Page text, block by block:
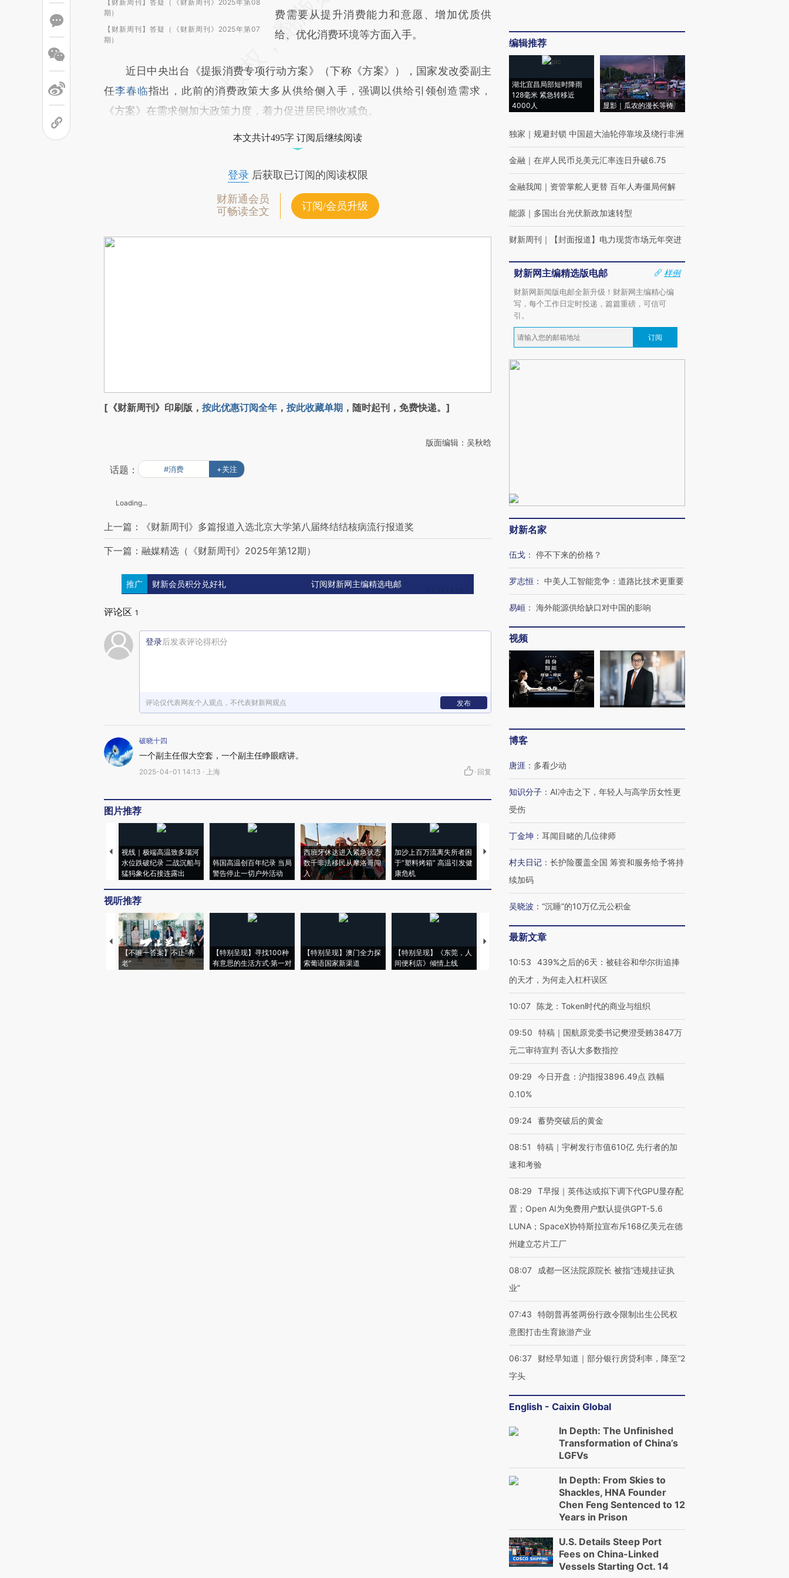
【财新周刊】答疑（《财新周刊》2025年第08
期）
【财新周刊】答疑（《财新周刊》2025年第07
期）
费需要从提升消费能力和意愿、增加优质供
给、优化消费环境等方面入手。
近日中央出台《提振消费专项行动方案》（下称《方案》），国家发改委副主
任李春临指出，此前的消费政策大多从供给侧入手，强调以供给引领创造需求，
《方案》在需求侧加大政策力度，着力促进居民增收减负。
本文共计495字 订阅后继续阅读
登录后获取已订阅的阅读权限
财新通会员
可畅读全文
订阅/会员升级
[《财新周刊》印刷版， 按此优惠订阅全年 ， 按此收藏单期 ，随时起刊，免费快递。]
版面编辑：吴秋晗
话题： #消费 +关注
Loading...
上一篇：《财新周刊》多篇报道入选北京大学第八届终结结核病流行报道奖
下一篇：融媒精选（《财新周刊》2025年第12期）
推广 财新会员积分兑好礼 订阅财新网主编精选电邮
评论区 1
登录后发表评论得积分
评论仅代表网友个人观点，不代表财新网观点 发布
破晓十四
一个副主任假大空套，一个副主任睁眼瞎讲。
2025-04-01 14:13 · 上海 · 回复
图片推荐
视线｜极端高温致多瑙河
水位跌破纪录 二战沉船与
猛犸象化石接连露出
韩国高温创百年纪录 当局
警告停止一切户外活动
西班牙休达进入紧急状态
数千非法移民从摩洛哥闯
入
加沙上百万流离失所者困
于“塑料烤箱” 高温引发健
康危机
视线｜HYROX的吸金
术：是什么让中产们甘
马航飞行员跨国走私7万
粒摇头丸 尿检体内含3种
视线｜被称为“蟑螂”的印
度Z世代 用街头抗争将教
视听推荐
【不唯一答案】不止“养
老”
【特别呈现】寻找100种
有意思的生活方式·第一对
【特别呈现】澳门全力探
索葡语国家新渠道
【特别呈现】《东莞，人
间便利店》倾情上线
【推广】走进第四届链博
有意思的生活方式·第三对
住三大增长引擎是什么？
编辑推荐
湖北宜昌局部短时降雨
128毫米 紧急转移近
4000人
显影｜瓜农的漫长等待
独家 ｜ 规避封锁 中国超大油轮停靠埃及绕行非洲
金融 ｜ 在岸人民币兑美元汇率连日升破6.75
金融我闻 ｜ 资管掌舵人更替 百年人寿僵局何解
能源 ｜ 多国出台光伏新政加速转型
财新周刊 ｜ 【封面报道】电力现货市场元年突进
财新网主编精选版电邮
样例
财新网新闻版电邮全新升级！财新网主编精心编
写，每个工作日定时投递，篇篇重磅，可信可
引。
订阅
财新名家
伍戈 ： 停不下来的价格？
罗志恒 ： 中美人工智能竞争：道路比技术更重要
易峘 ： 海外能源供给缺口对中国的影响
视频
博客
唐涯 ： 多看少动
知识分子 ： AI冲击之下，年轻人与高学历女性更
受伤
丁金坤 ： 耳闻目睹的几位律师
村夫日记 ： 长护险覆盖全国 筹资和服务给予将持
续加码
吴晓波 ： “沉睡”的10万亿元公积金
最新文章
10:53
439%之后的6天：被硅谷和华尔街追捧
的天才，为何走入杠杆误区
10:07 陈龙：Token时代的商业与组织
09:50
特稿｜国航原党委书记樊澄受贿3847万
元二审待宣判 否认大多数指控
09:29
今日开盘：沪指报3896.49点 跌幅
0.10%
09:24 蓄势突破后的黄金
08:51
特稿｜宇树发行市值610亿 先行者的加
速和考验
08:29
T早报｜英伟达或拟下调下代GPU显存配
置；Open AI为免费用户默认提供GPT-5.6
LUNA；SpaceX协特斯拉宣布斥168亿美元在德
州建立芯片工厂
08:07
成都一区法院原院长 被指“违规挂证执
业”
07:43
特朗普再签两份行政令限制出生公民权
意图打击生育旅游产业
06:37
财经早知道｜部分银行房贷利率，降至“2
字头
English - Caixin Global
In Depth: The Unfinished
Transformation of China’s
LGFVs
In Depth: From Skies to
Shackles, HNA Founder
Chen Feng Sentenced to 12
Years in Prison
U.S. Details Steep Port
Fees on China-Linked
Vessels Starting Oct. 14